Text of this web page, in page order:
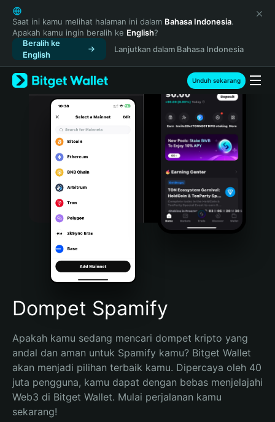
English
日本語
Tiếng Việt
Русский
Español (Latinoamérica)
Türkçe
Italiano
Português (Portugal)
Bahasa Indonesia
Português (Brasil)
Español (Argentina)
Saat ini kamu melihat halaman ini dalam Bahasa Indonesia.
Apakah kamu ingin beralih ke English?
Beralih ke
English
Lanjutkan dalam Bahasa Indonesia
Unduh sekarang
Dompet Spamify
Apakah kamu sedang mencari dompet kripto yang
andal dan aman untuk Spamify kamu? Bitget Wallet
akan menjadi pilihan terbaik kamu. Dipercaya oleh 40
juta pengguna, kamu dapat dengan bebas menjelajahi
Web3 di Bitget Wallet. Mulai perjalanan kamu
sekarang!